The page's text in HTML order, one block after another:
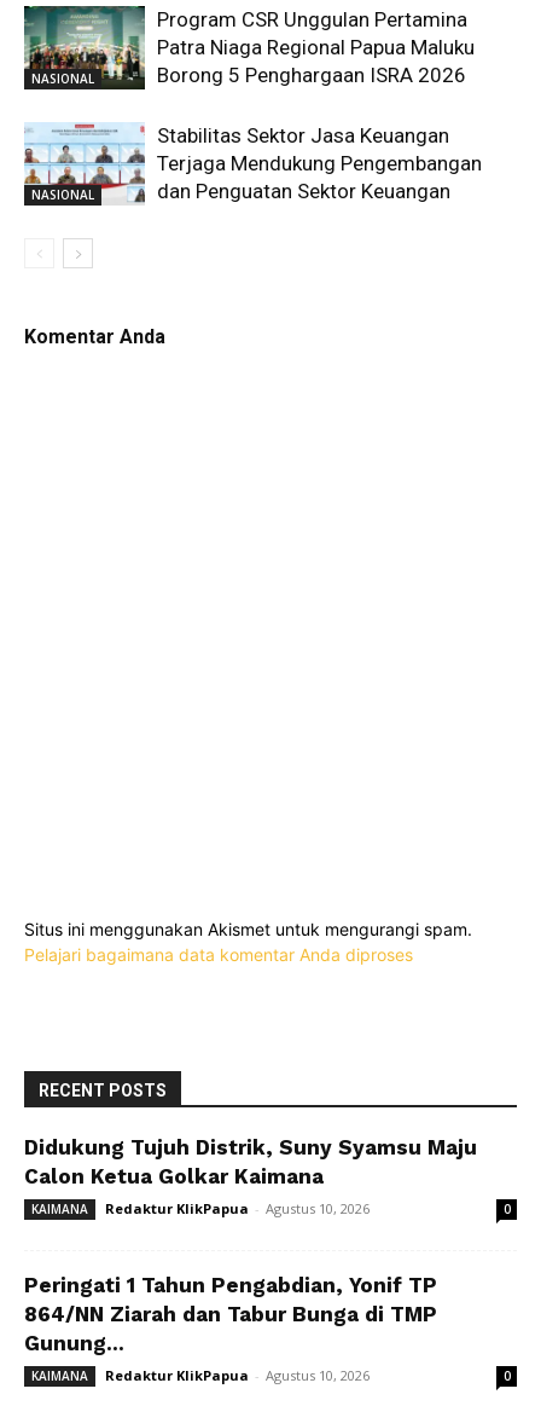
NASIONAL
Program CSR Unggulan Pertamina
Patra Niaga Regional Papua Maluku
Borong 5 Penghargaan ISRA 2026
NASIONAL
Stabilitas Sektor Jasa Keuangan
Terjaga Mendukung Pengembangan
dan Penguatan Sektor Keuangan
Komentar Anda
Situs ini menggunakan Akismet untuk mengurangi spam.
Pelajari bagaimana data komentar Anda diproses
RECENT POSTS
Didukung Tujuh Distrik, Suny Syamsu Maju
Calon Ketua Golkar Kaimana
KAIMANA Redaktur KlikPapua - Agustus 10, 2026 0
Peringati 1 Tahun Pengabdian, Yonif TP
864/NN Ziarah dan Tabur Bunga di TMP
Gunung...
KAIMANA Redaktur KlikPapua - Agustus 10, 2026 0